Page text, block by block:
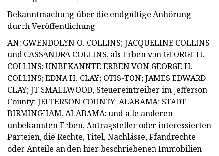
Bekanntmachung über die endgültige Anhörung
durch Veröffentlichung
AN: GWENDOLYN O. COLLINS; JACQUELINE COLLINS
und CASSANDRA COLLINS, als Erben von GEORGE H.
COLLINS; UNBEKANNTE ERBEN VON GEORGE H.
COLLINS; EDNA H. CLAY; OTIS-TON; JAMES EDWARD
CLAY; JT SMALLWOOD, Steuereintreiber im Jefferson
County; JEFFERSON COUNTY, ALABAMA; STADT
BIRMINGHAM, ALABAMA; und alle anderen
unbekannten Erben, Antragsteller oder interessierten
Parteien, die Rechte, Titel, Nachlässe, Pfandrechte
oder Anteile an den hier beschriebenen Immobilien